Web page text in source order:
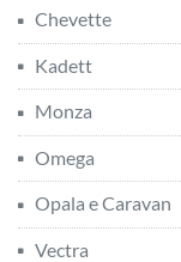
Chevette
Kadett
Monza
Omega
Opala e Caravan
Vectra